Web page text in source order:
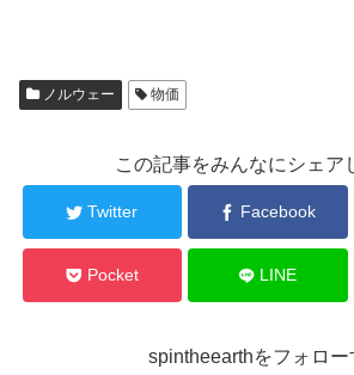
ノルウェー 物価
この記事をみんなにシェア
Twitter Facebook
Pocket LINE
spintheearthをフォロー